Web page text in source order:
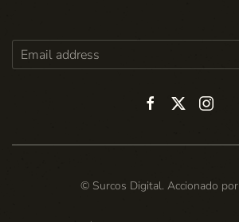
© Surcos Digital. Accionado por